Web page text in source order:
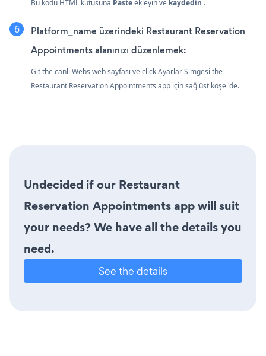
Bu kodu HTML kutusuna Pasteekleyin ve kaydedin .
Platform_name üzerindeki Restaurant Reservation
Appointments alanınızı düzenlemek:
Git the canlı Webs web sayfası ve click Ayarlar Simgesi the
Restaurant Reservation Appointments app için sağ üst köşe 'de.
Undecided if our Restaurant
Reservation Appointments app will suit
your needs? We have all the details you
need.
See the details